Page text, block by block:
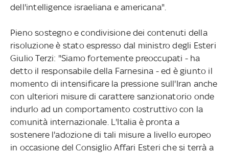
dell'intelligence israeliana e americana".
Pieno sostegno e condivisione dei contenuti della
risoluzione è stato espresso dal ministro degli Esteri
Giulio Terzi: "Siamo fortemente preoccupati - ha
detto il responsabile della Farnesina - ed è giunto il
momento di intensificare la pressione sull'Iran anche
con ulteriori misure di carattere sanzionatorio onde
indurlo ad un comportamento costruttivo con la
comunità internazionale. L'Italia è pronta a
sostenere l'adozione di tali misure a livello europeo
in occasione del Consiglio Affari Esteri che si terrà a